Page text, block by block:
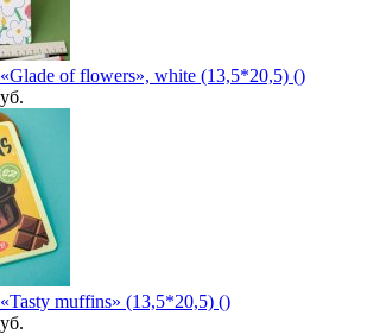
of flowers», white (13,5*20,5) ()
muffins» (13,5*20,5) ()